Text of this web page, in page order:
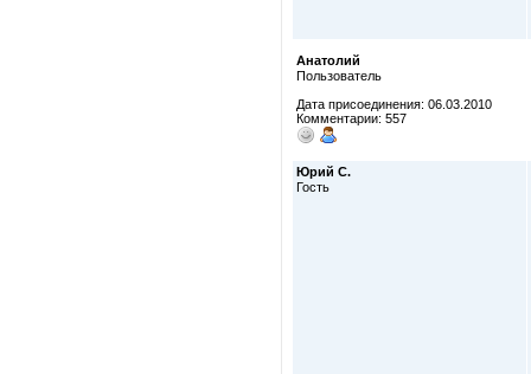
Анатолий
Пользователь
Дата присоединения: 06.03.2010
Комментарии: 557
Юрий С.
Гость